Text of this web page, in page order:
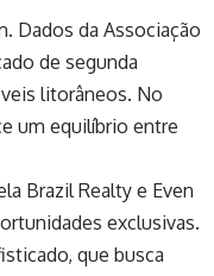
Dados da Associação
de segunda
litorâneos. No
um equilíbrio entre
Brazil Realty e Even
exclusivas.
que busca